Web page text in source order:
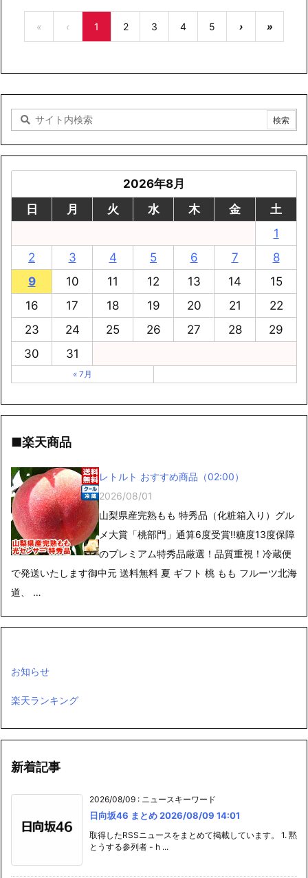
1 2 3 4 5
2026年8月
日
月 火 水 木 金
土
1
2
3 4 5 6 7
8
9
10 11 12 13 14
15
16
17 18 19 20 21
22
23
24 25 26 27 28
29
30
31
« 7月
■楽天商品
レトルト おすすめ商品（02:00）
2026/08/01
山梨県産完熟もも 特秀品（化粧箱入り）グル
メ大賞「桃部門」通算6度受賞!!糖度13度保障
のプレミアム特秀品厳選！品質重視！冷蔵便
で発送いたします御中元 送料無料 夏 ギフト 桃 もも フルーツ北海
道、 …
お知らせ
楽天ランキング
新着記事
2026/08/09 ニュースキーワード
日向坂46 まとめ 2026/08/09 14:01
取得したRSSニュースをまとめて掲載しています。 1. 黙
とうする参列者 - h ...